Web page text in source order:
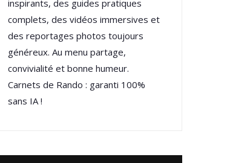
inspirants, des guides pratiques
complets, des vidéos immersives et
des reportages photos toujours
généreux. Au menu partage,
convivialité et bonne humeur.
Carnets de Rando : garanti 100%
sans IA !